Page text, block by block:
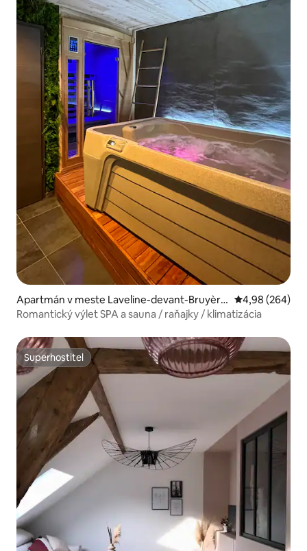
Apartmán v meste Laveline-devant-Bruyère
s
Priemerné
4,98 (264)
Romantický výlet SPA a sauna / raňajky / klimatizácia
Superhostiteľ
Superhostiteľ